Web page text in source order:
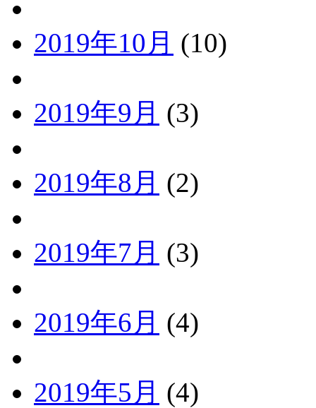
2019年10月 (10)
2019年9月 (3)
2019年8月 (2)
2019年7月 (3)
2019年6月 (4)
2019年5月 (4)